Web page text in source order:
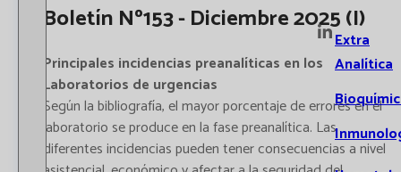
Extra
Analítica
Boletín Nº153 - Diciembre 2025 (I)
Principales incidencias preanalíticas en los
Laboratorios de urgencias
Según la bibliografía, el mayor porcentaje de errores en el
laboratorio se produce en la fase preanalítica. Las
diferentes incidencias pueden tener consecuencias a nivel